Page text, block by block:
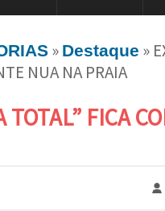
» Destaque »
NUA NA PRAIA
TOTAL” FICA